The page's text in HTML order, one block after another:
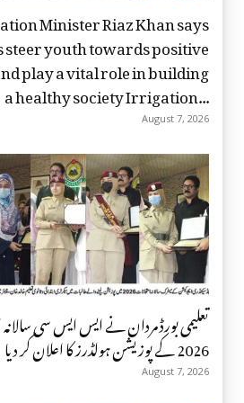
Minister Riaz Khan says
youth towards positive
play a vital role in building
a healthy society Irrigation...
August 7, 2026
تعلیمی بورڈ مردان نے ایس ایس سی
2026 کے پوزیشن ہولڈرز کا اعلان کر دیا
August 7, 2026